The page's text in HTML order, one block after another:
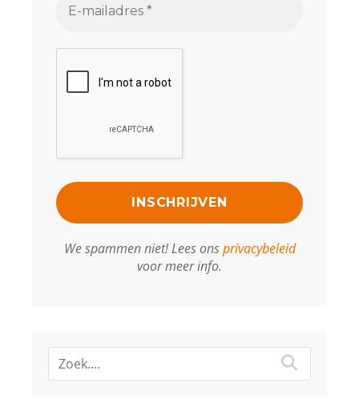
We spammen niet! Lees onsprivacybeleid
voor meer info.